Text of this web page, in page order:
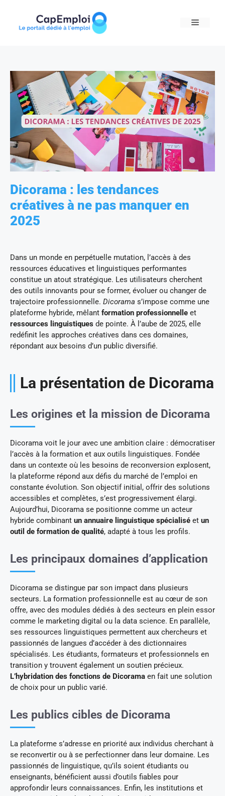
content
MENU
Dicorama : les tendances
créatives à ne pas manquer en
2025
Dans un monde en perpétuelle mutation, l’accès à des
ressources éducatives et linguistiques performantes
constitue un atout stratégique. Les utilisateurs cherchent
des outils innovants pour se former, évoluer ou changer de
trajectoire professionnelle. Dicorama s’impose comme une
plateforme hybride, mêlant formation professionnelle et
ressources linguistiques de pointe. À l’aube de 2025, elle
redéfinit les approches créatives dans ces domaines,
répondant aux besoins d’un public diversifié.
La présentation de Dicorama
Les origines et la mission de Dicorama
Dicorama voit le jour avec une ambition claire : démocratiser
l’accès à la formation et aux outils linguistiques. Fondée
dans un contexte où les besoins de reconversion explosent,
la plateforme répond aux défis du marché de l’emploi en
constante évolution. Son objectif initial, offrir des solutions
accessibles et complètes, s’est progressivement élargi.
Aujourd’hui, Dicorama se positionne comme un acteur
hybride combinant un annuaire linguistique spécialisé et un
outil de formation de qualité, adapté à tous les profils.
Les principaux domaines d’application
Dicorama se distingue par son impact dans plusieurs
secteurs. La formation professionnelle est au cœur de son
offre, avec des modules dédiés à des secteurs en plein essor
comme le marketing digital ou la data science. En parallèle,
ses ressources linguistiques permettent aux chercheurs et
passionnés de langues d’accéder à des dictionnaires
spécialisés. Les étudiants, formateurs et professionnels en
transition y trouvent également un soutien précieux.
L’hybridation des fonctions de Dicorama en fait une solution
de choix pour un public varié.
Les publics cibles de Dicorama
La plateforme s’adresse en priorité aux individus cherchant à
se reconvertir ou à se perfectionner dans leur domaine. Les
passionnés de linguistique, qu’ils soient étudiants ou
enseignants, bénéficient aussi d’outils fiables pour
approfondir leurs connaissances. Enfin, les institutions et